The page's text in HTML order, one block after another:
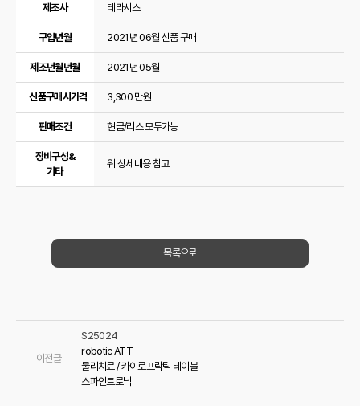
제조사 테라시스
구입년월 2021년 06월 신품 구매
제조년월년월 2021년 05월
신품구매시가격 3,300 만원
판매조건 현금/리스 모두가능
장비구성&
기타
위 상세내용 참고
목록으로
이전글
S25024
robotic ATT
물리치료 / 카이로프락틱 테이블
스파인트로닉